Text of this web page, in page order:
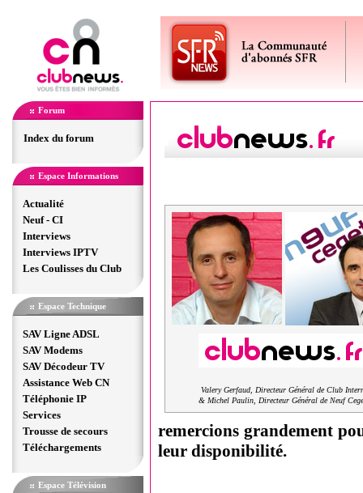
Forum
Index du forum
Espace Informations
Actualité
Neuf - CI
Interviews
Interviews IPTV
Les Coulisses du Club
Espace Technique
SAV Ligne ADSL
SAV Modems
SAV Décodeur TV
Assistance Web CN
Téléphonie IP
Services
Trousse de secours
Téléchargements
Espace Télévision
Valery Gerfaud, Directeur Général de Club
& Michel Paulin, Directeur Général de Neuf
remercions grandement
leur disponibilité.